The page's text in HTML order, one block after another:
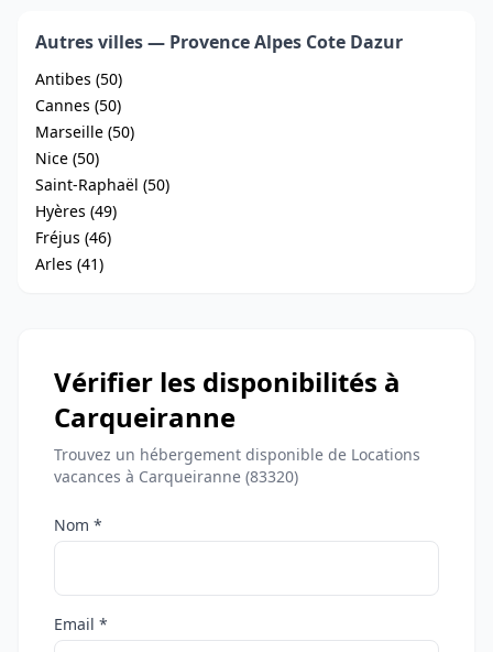
Autres villes — Provence Alpes Cote Dazur
Antibes (50)
Cannes (50)
Marseille (50)
Nice (50)
Saint-Raphaël (50)
Hyères (49)
Fréjus (46)
Arles (41)
Vérifier les disponibilités à
Carqueiranne
Trouvez un hébergement disponible de Locations
vacances à Carqueiranne (83320)
Nom *
Email *